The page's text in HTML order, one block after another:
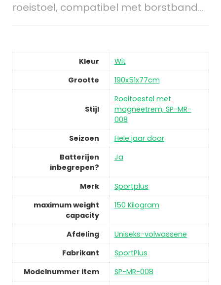
roeistoel, compatibel met borstband…
Kleur
Wit
Grootte
190x51x77cm
Stijl
Roeitoestel met
magneetrem, SP-MR-
008
Seizoen
Hele jaar door
Batterijen
inbegrepen?
Ja
Merk
Sportplus
maximum weight
capacity
150 Kilogram
Afdeling
Uniseks-volwassene
Fabrikant
SportPlus
Modelnummer item
SP-MR-008